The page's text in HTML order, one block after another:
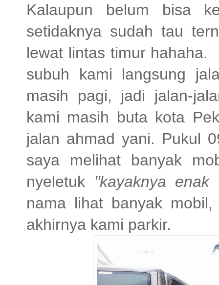
Kalaupun belum bisa
setidaknya sudah tau
lewat lintas timur hahaha.
subuh kami langsung
masih pagi, jadi jalan-
kami masih buta kota
jalan ahmad yani. Pukul
saya melihat banyak
nyeletuk "kayaknya enak
nama lihat banyak
akhirnya kami parkir.